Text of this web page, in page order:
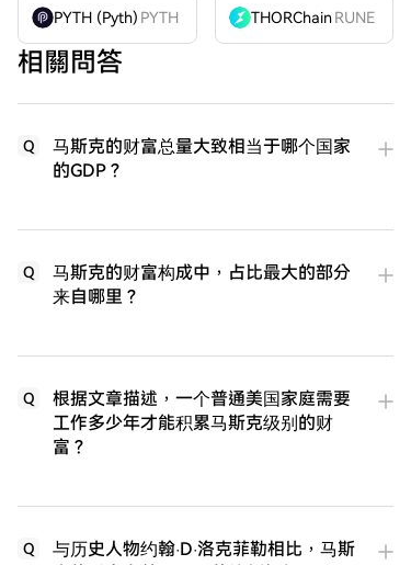
PYTH (Pyth) PYTH THORChain RUNE
相關問答
Q
马斯克的财富总量大致相当于哪个国家
的GDP？
Q
马斯克的财富构成中，占比最大的部分
来自哪里？
Q
根据文章描述，一个普通美国家庭需要
工作多少年才能积累马斯克级别的财
富？
Q
与历史人物约翰·D·洛克菲勒相比，马斯